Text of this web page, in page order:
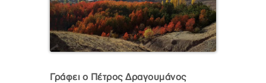
Γράφει ο Πέτρος Δραγουμάνος